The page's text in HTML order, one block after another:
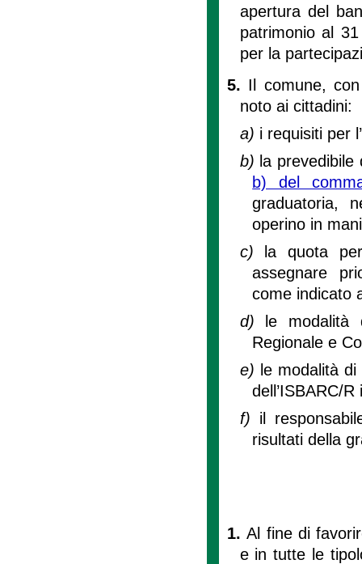
apertura del
patrimonio al
per la
5. Il comune,
noto ai cittadini:
a) i requisiti per
b) la
b) del
graduatoria,
operino in
c)
la quota
assegnare
come indicato
d)
le modalità
Regionale e
e) le modalità
dell’ISBARC/
f) il
risultati della
1.Al fine di
e in tutte le